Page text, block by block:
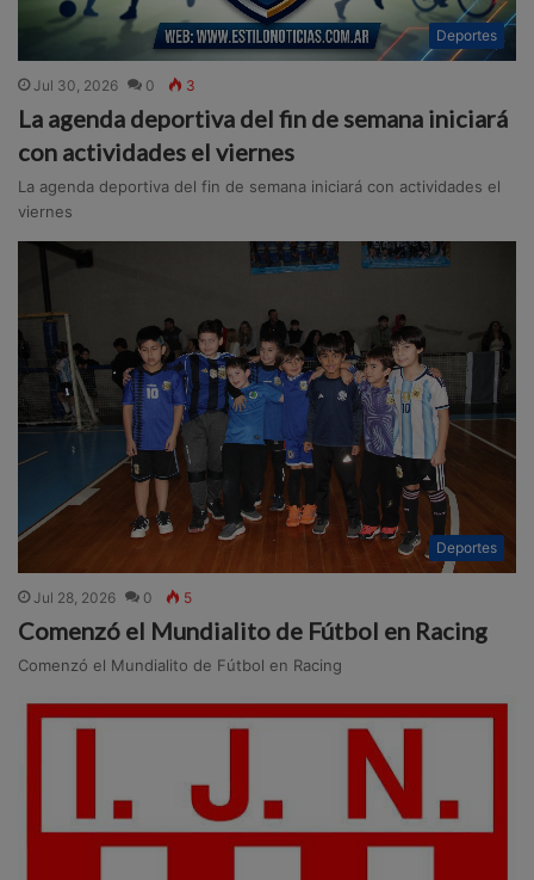
Deportes
Jul 30, 2026 0 3
La agenda deportiva del fin de semana iniciará
con actividades el viernes
La agenda deportiva del fin de semana iniciará con actividades el
viernes
Deportes
Jul 28, 2026 0 5
Comenzó el Mundialito de Fútbol en Racing
Comenzó el Mundialito de Fútbol en Racing